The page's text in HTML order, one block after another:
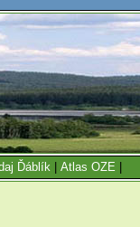
Ďáblík Atlas OZE